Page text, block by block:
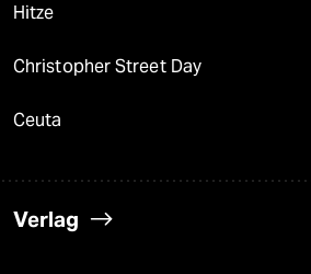
Hitze
Christopher Street Day
Ceuta
Verlag